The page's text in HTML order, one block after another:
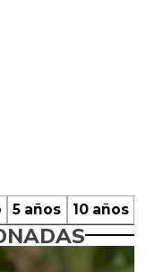
5 años 10 años